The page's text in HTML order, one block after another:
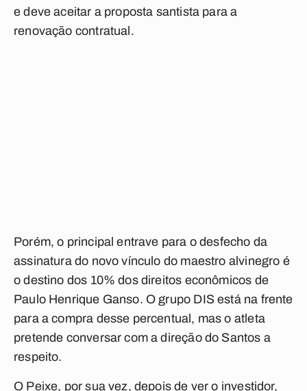
e deve aceitar a proposta santista para a
renovação contratual.
Porém, o principal entrave para o desfecho da
assinatura do novo vínculo do maestro alvinegro é
o destino dos 10% dos direitos econômicos de
Paulo Henrique Ganso. O grupo DIS está na frente
para a compra desse percentual, mas o atleta
pretende conversar com a direção do Santos a
respeito.
O Peixe, por sua vez, depois de ver o investidor,